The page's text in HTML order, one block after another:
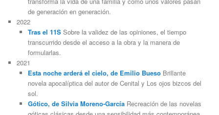
de generación en generación.
2022
Tras el 11SSobre la validez de las opiniones, el tiempo
transcurrido desde el acceso a la obra y la manera de
formularlas.
2021
Esta noche arderá el cielo, de Emilio BuesoBrillante
novela apocalíptica del autor de Cenital y Los ojos bizcos del
sol.
Gótico, de Silvia Moreno-GarcíaRecreación de las novelas